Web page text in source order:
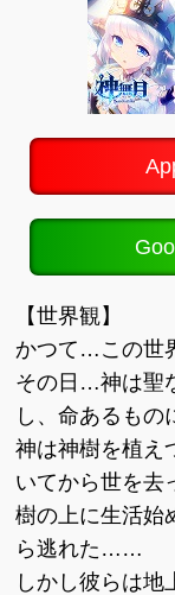
【世界観】
かつて…この世
その日…神は聖
し、命あるも
神は神樹を植え
いてから世を
樹の上に生活始
ら逃れた……
しかし彼らは